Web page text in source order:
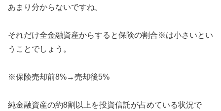
あまり分からないですね。
それだけ全金融資産からすると保険の割合※は小さいとい
うことでしょう。
※保険売却前8%→売却後5%
純金融資産の約8割以上を投資信託が占めている状況で